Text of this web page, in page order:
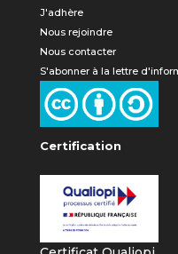
J'adhère
Nous rejoindre
Nous contacter
S'abonner à la lettre
Certification